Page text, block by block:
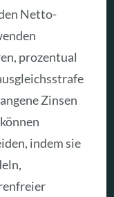
Netto-
prozentual
Zinsen
indem sie